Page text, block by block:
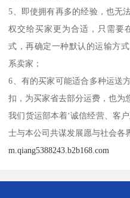
5、即使拥有再多的经验，也无
权交给买家更为合适，只需要
式，再确定一种默认的运输方
系卖家；
6、有的买家可能适合多种运送
扣，为买家省去部分运费，也为
我们货运部本着‘诚信经营、客
士与本公司共谋发展愿与社会各
m.qiang5388243.b2b168.com